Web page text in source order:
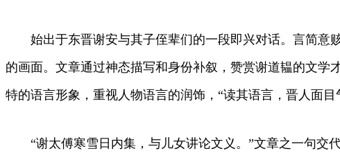
始出于东晋谢安与其子侄辈们的一段即兴对话。言简意
的画面。文章通过神态描写和身份补叙，赞赏谢道韫的文
特的语言形象，重视人物语言的润饰，“读其语言，晋人面
“谢太傅寒雪日内集，与儿女讲论文义。”文章之一句交